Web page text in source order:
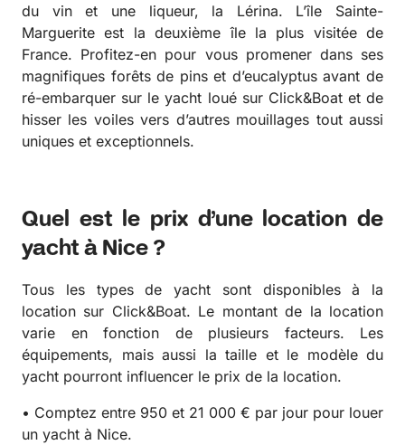
du vin et une liqueur, la Lérina. L’île Sainte-
Marguerite est la deuxième île la plus visitée de
France. Profitez-en pour vous promener dans ses
magnifiques forêts de pins et d’eucalyptus avant de
ré-embarquer sur le yacht loué sur Click&Boat et de
hisser les voiles vers d’autres mouillages tout aussi
uniques et exceptionnels.
Quel est le prix d’une location de
yacht à Nice ?
Tous les types de yacht sont disponibles à la
location sur Click&Boat. Le montant de la location
varie en fonction de plusieurs facteurs. Les
équipements, mais aussi la taille et le modèle du
yacht pourront influencer le prix de la location.
• Comptez entre 950 et 21 000 € par jour pour louer
un yacht à Nice.